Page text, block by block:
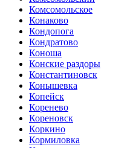
Комсомольское
Конаково
Кондопога
Кондратово
Коноша
Конские раздоры
Константиновск
Конышевка
Копейск
Коренево
Кореновск
Коркино
Кормиловка